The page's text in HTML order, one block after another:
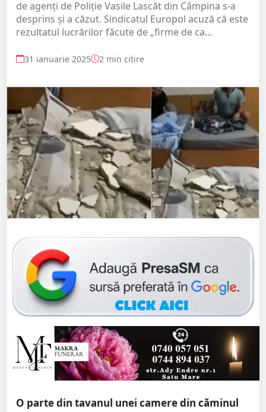
de agenţi de Poliţie Vasile Lascăt din Câmpina s-a
desprins şi a căzut. Sindicatul Europol acuză că este
rezultatul lucrărilor făcute de „firme de ca...
31 ianuarie 2025 2 min citire
O parte din tavanul unei camere din căminul